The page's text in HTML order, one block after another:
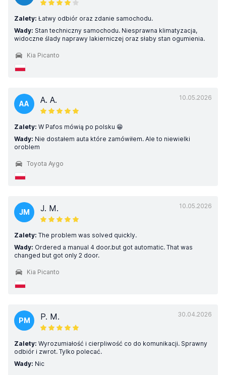
Zalety: Łatwy odbiór oraz zdanie samochodu.
Wady: Stan techniczny samochodu. Niesprawna klimatyzacja,
widoczne ślady naprawy lakierniczej oraz słaby stan ogumienia.
Kia Picanto
10.05.2026
AA A. A.
Zalety: W Pafos mówią po polsku 😁
Wady: Nie dostałem auta które zamówiłem. Ale to niewielki
oroblem
Toyota Aygo
10.05.2026
JM J. M.
Zalety: The problem was solved quickly.
Wady: Ordered a manual 4 door.but got automatic. That was
changed but got only 2 door.
Kia Picanto
30.04.2026
PM P. M.
Zalety: Wyrozumiałość i cierpliwość co do komunikacji. Sprawny
odbiór i zwrot. Tylko polecać.
Wady: Nic